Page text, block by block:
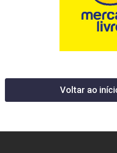
Voltar ao